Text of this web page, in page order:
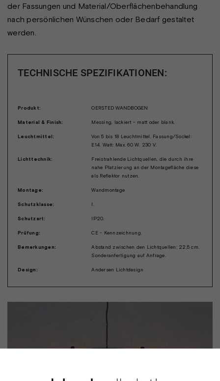
der Fassungen und Material/Oberflächenbehandlung
nach persönlichen Wünschen oder Bedarf gestaltet
werden.
TECHNISCHE SPEZIFIKATIONEN:
Produkt: OERSTED WANDBOGEN
Material & Finish: Messing, lackiert - matt oder blank.
Leuchtmittel:
Von 5 bis 18 Leuchtmittel. Fassung/Sockel:
E14. Watt: Max. 60 W. 230 V.
Lichttechnik:
Freistrahlende Lichtquellen, die durch ihre
nahe Platzierung an der Montagefläche diese
als Reflektor nutzen.
Montage: Wandmontage
Schutzklasse: I.
Schutzart: IP20.
Prüfung: CE - Kennzeichnung.
Bemerkungen:
Abstand zwischen den Lichtquellen: 22,5 cm.
Sonderanfertigung auf Anfrage.
Design: Andersen Lichtdesign